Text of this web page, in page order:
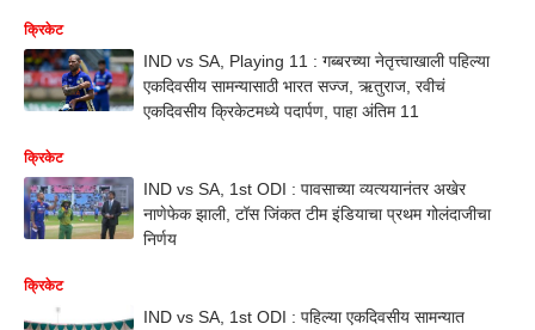
क्रिकेट
IND vs SA, Playing 11 : गब्बरच्या नेतृत्त्वाखाली पहिल्या
एकदिवसीय सामन्यासाठी भारत सज्ज, ऋतुराज, रवीचं
एकदिवसीय क्रिकेटमध्ये पदार्पण, पाहा अंतिम 11
क्रिकेट
IND vs SA, 1st ODI : पावसाच्या व्यत्ययानंतर अखेर
नाणेफेक झाली, टॉस जिंकत टीम इंडियाचा प्रथम गोलंदाजीचा
निर्णय
क्रिकेट
IND vs SA, 1st ODI : पहिल्या एकदिवसीय सामन्यात